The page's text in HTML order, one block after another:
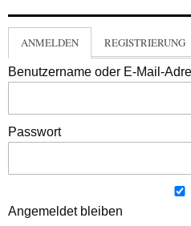
ANMELDEN REGISTRIERUNG
Benutzername oder E-Mail-
Passwort
Angemeldet bleiben